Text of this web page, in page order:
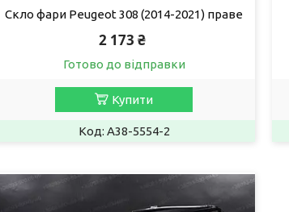
Скло фари Peugeot 308 (2014-2021) праве
2 173 ₴
Готово до відправки
Купити
A38-5554-2